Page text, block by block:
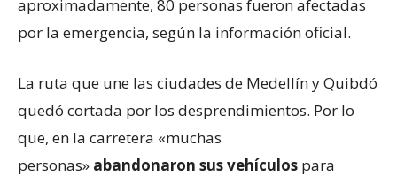
aproximadamente, 80 personas fueron afectadas
por la emergencia, según la información oficial.
La ruta que une las ciudades de Medellín y Quibdó
quedó cortada por los desprendimientos. Por lo
que, en la carretera «muchas
personas» abandonaron sus vehículos para